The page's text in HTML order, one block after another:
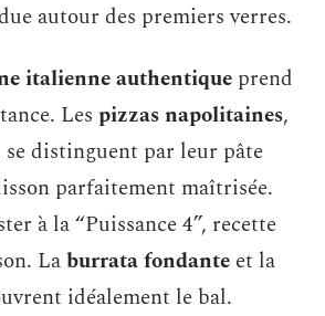
autour des premiers verres.
italienne authentique prend
Les pizzas napolitaines,
se distinguent par leur pâte
parfaitement maîtrisée.
à la “Puissance 4”, recette
Laburrata fondante et la
idéalement le bal.